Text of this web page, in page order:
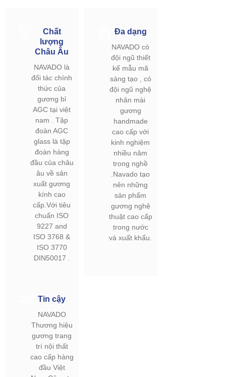
Chất
lượng
Châu Âu
NAVADO là
đối tác chính
thức của
gương bỉ
AGC tại việt
nam . Tập
đoàn AGC
glass là tập
đoàn hàng
đầu của châu
âu về sản
xuất gương
kính cao
cấp.Với tiêu
chuẩn ISO
9227 and
ISO 3768 &
ISO 3770
DIN50017 .
Đa dạng
NAVADO có
đội ngũ thiết
kế mẫu mã
sáng tạo , có
đội ngũ nghệ
nhân mài
gương
handmade
cao cấp với
kinh nghiệm
nhiều năm
trong nghề
.Navado tạo
nên những
sản phẩm
gương nghệ
thuật cao cấp
trong nước
và xuất khẩu.
Tin cậy
NAVADO
Thương hiệu
gương trang
trí nội thất
cao cấp hàng
đầu Việt